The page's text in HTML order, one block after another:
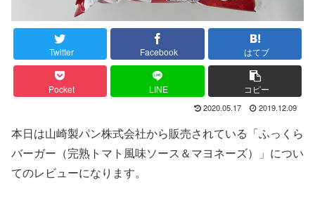
Twitter Facebook はてブ
Pocket LINE コピー
2020.05.17 2019.12.09
本日は山崎製パン株式会社から販売されている「ふっくら
バーガー（完熟トマト風味ソース＆マヨネーズ）」につい
てのレビューになります。